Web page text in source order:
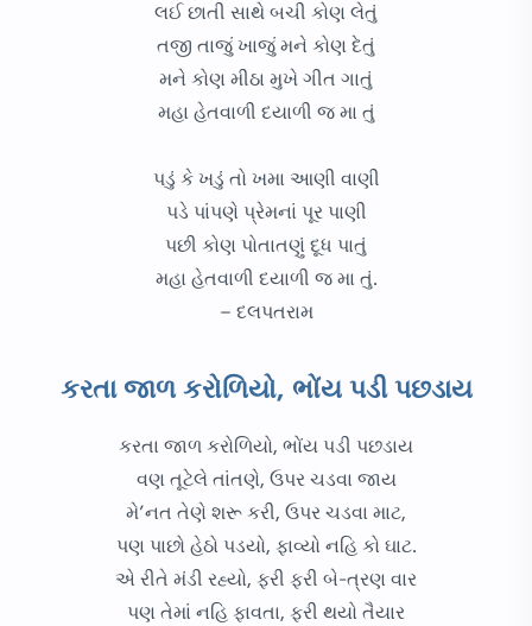
લઈ છાતી સાથે બચી કોણ લેતું
તજી તાજું ખાજું મને કોણ દેતું
મને કોણ મીઠા મુખે ગીત ગાતું
મહા હેતવાળી દયાળી જ મા તું
પડું કે ખડું તો ખમા આણી વાણી
પડે પાંપણે પ્રેમનાં પૂર પાણી
પછી કોણ પોતાતણું દૂધ પાતું
મહા હેતવાળી દયાળી જ મા તું.
– દલપતરામ
કરતા જાળ કરોળિયો, ભોંય પડી પછડાય
કરતા જાળ કરોળિયો, ભોંય પડી પછડાય
વણ તૂટેલે તાંતણે, ઉપર ચડવા જાય
મે’નત તેણે શરૂ કરી, ઉપર ચડવા માટ,
પણ પાછો હેઠો પડયો, ફાવ્યો નહિ કો ઘાટ.
એ રીતે મંડી રહ્યો, ફરી ફરી બે-ત્રણ વાર
પણ તેમાં નહિ ફાવતા, ફરી થયો તૈયાર